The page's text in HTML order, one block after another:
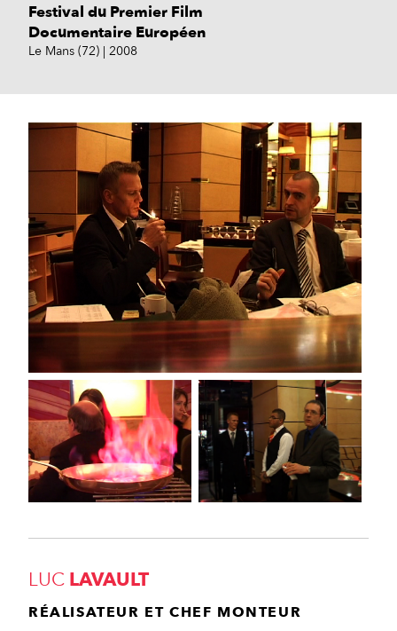
Festival du Premier Film
Documentaire Européen
Le Mans (72) 2008
LUC LAVAULT
RÉALISATEUR ET CHEF MONTEUR